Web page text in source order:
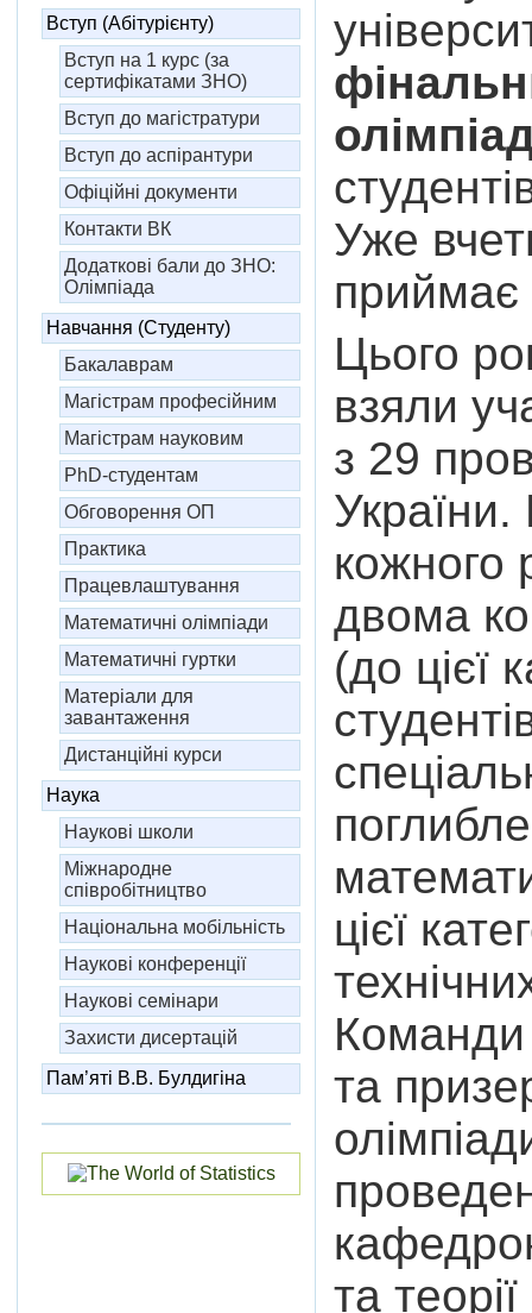
Вступ (Абітурієнту)
Вступ на 1 курс (за
сертифікатами ЗНО)
Вступ до магістратури
Вступ до аспірантури
Офіційні документи
Контакти ВК
Додаткові бали до ЗНО:
Олімпіада
Навчання (Студенту)
Бакалаврам
Магістрам професійним
Магістрам науковим
PhD-студентам
Обговорення ОП
Практика
Працевлаштування
Математичні олімпіади
Математичні гуртки
Матеріали для
завантаження
Дистанційні курси
Наука
Наукові школи
Міжнародне
співробітництво
Національна мобільність
Наукові конференції
Наукові семінари
Захисти дисертацій
Пам’яті В.В. Булдигіна
Уже
приймає
Цього
взяли
з 29
України.
кожного
двома
(до цієї
цієї
Команди
та
та